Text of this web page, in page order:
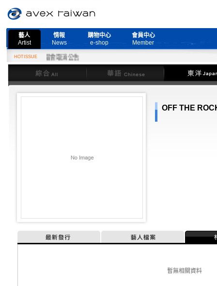
藝人
Artist
情報
News
購物中心
e-shop
會員中心
Member
HOTISSUE
』演唱會取消公告
綜合
華語 東洋
OFF THE
最新發行 藝人檔案
暫無相關資料